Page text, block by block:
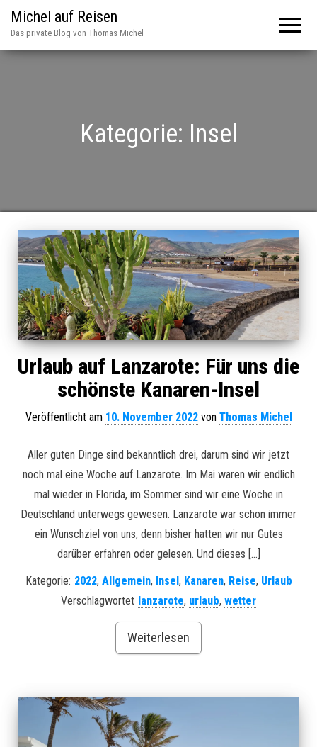
Michel auf Reisen
Das private Blog von Thomas Michel
Kategorie: Insel
Urlaub auf Lanzarote: Für uns die
schönste Kanaren-Insel
Veröffentlicht am 10. November 2022von Thomas Michel
Aller guten Dinge sind bekanntlich drei, darum sind wir jetzt
noch mal eine Woche auf Lanzarote. Im Mai waren wir endlich
mal wieder in Florida, im Sommer sind wir eine Woche in
Deutschland unterwegs gewesen. Lanzarote war schon immer
ein Wunschziel von uns, denn bisher hatten wir nur Gutes
darüber erfahren oder gelesen. Und dieses […]
Kategorie: 2022, Allgemein, Insel , Kanaren, Reise, Urlaub
Verschlagwortet lanzarote, urlaub, wetter
Weiterlesen